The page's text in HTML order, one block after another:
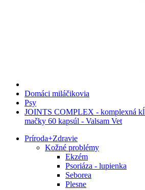
Domáci miláčikovia
Psy
JOINTS COMPLEX - komplexná
mačky 60 kapsúl - Valsam Vet
Príroda+Zdravie
Kožné problémy
Ekzém
Psoriáza - lupienka
Seborea
Plesne